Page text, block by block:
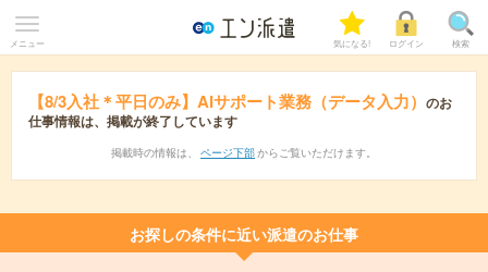
メニュー 気になる! ログイン 検索
【8/3入社＊平日のみ】AIサポート業務（データ入力） のお
仕事情報は、掲載が終了しています
掲載時の情報は、 ページ下部 からご覧いただけます。
お探しの条件に近い派遣のお仕事